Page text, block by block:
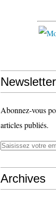
Abonnez-vous
articles publiés.
Archives